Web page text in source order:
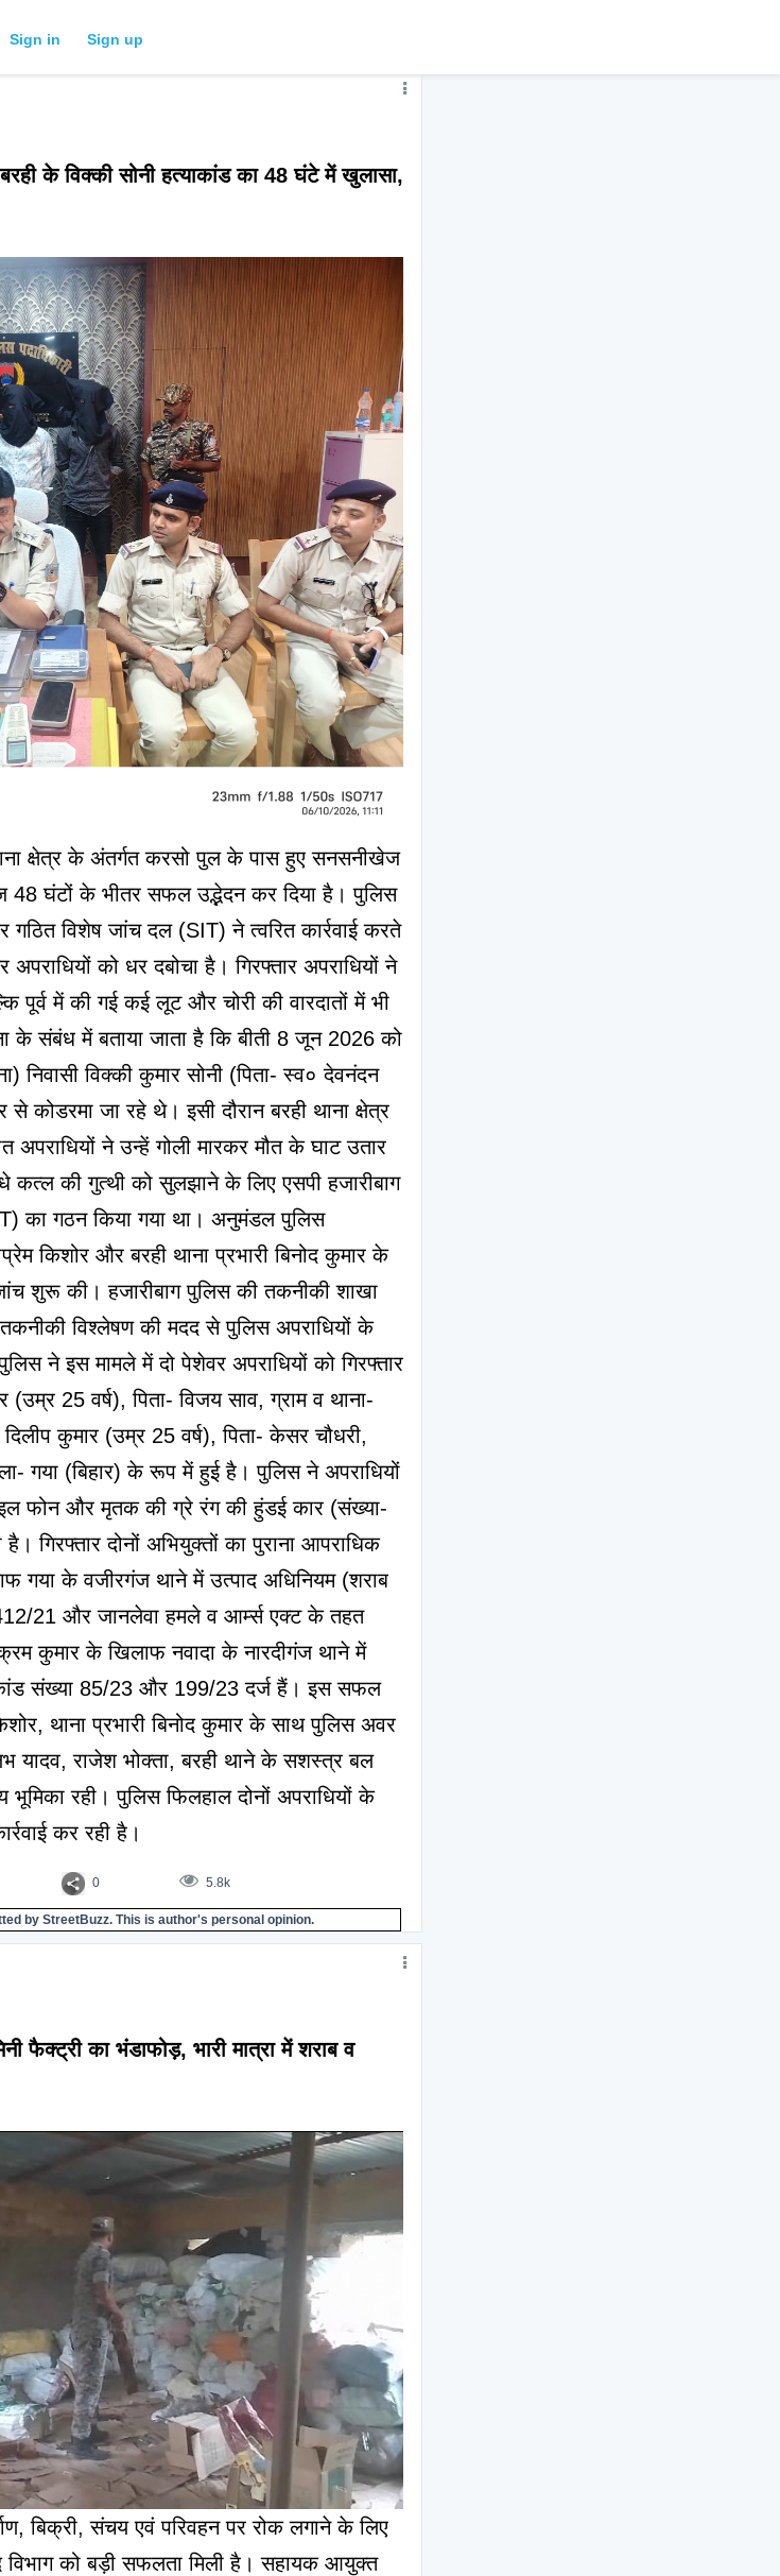
Sign in Sign up
क्षेत्र के अंतर्गत करसो पुल के पास हुए सनसनीखेज
48 घंटों के भीतर सफल उद्भेदन कर दिया है। पुलिस
गठित विशेष जांच दल (SIT) ने त्वरित कार्रवाई करते
अपराधियों को धर दबोचा है। गिरफ्तार अपराधियों ने
पूर्व में की गई कई लूट और चोरी की वारदातों में भी
के संबंध में बताया जाता है कि बीती 8 जून 2026 को
निवासी विक्की कुमार सोनी (पिता- स्व० देवनंदन
कोडरमा जा रहे थे। इसी दौरान बरही थाना क्षेत्र
ने उन्हें गोली मारकर मौत के घाट उतार
की गुत्थी को सुलझाने के लिए एसपी हजारीबाग
का गठन किया गया था। अनुमंडल पुलिस
किशोर और बरही थाना प्रभारी बिनोद कुमार के
शुरू की। हजारीबाग पुलिस की तकनीकी शाखा
विश्लेषण की मदद से पुलिस अपराधियों के
ने इस मामले में दो पेशेवर अपराधियों को गिरफ्तार
25 वर्ष), पिता- विजय साव, ग्राम व थाना-
कुमार (उम्र 25 वर्ष), पिता- केसर चौधरी,
गया (बिहार) के रूप में हुई है। पुलिस ने अपराधियों
फोन और मृतक की ग्रे रंग की हुंडई कार (संख्या-
गिरफ्तार दोनों अभियुक्तों का पुराना आपराधिक
गया के वजीरगंज थाने में उत्पाद अधिनियम (शराब
21 और जानलेवा हमले व आर्म्स एक्ट के तहत
कुमार के खिलाफ नवादा के नारदीगंज थाने में
संख्या 85/23 और 199/23 दर्ज हैं। इस सफल
थाना प्रभारी बिनोद कुमार के साथ पुलिस अवर
यादव, राजेश भोक्ता, बरही थाने के सशस्त्र बल
रही। पुलिस फिलहाल दोनों अपराधियों के
कर रही है।
0 5.8k
by StreetBuzz. This is author's personal opinion.
फैक्ट्री का भंडाफोड़, भारी मात्रा में शराब व
बिक्री, संचय एवं परिवहन पर रोक लगाने के लिए
विभाग को बड़ी सफलता मिली है। सहायक आयुक्त